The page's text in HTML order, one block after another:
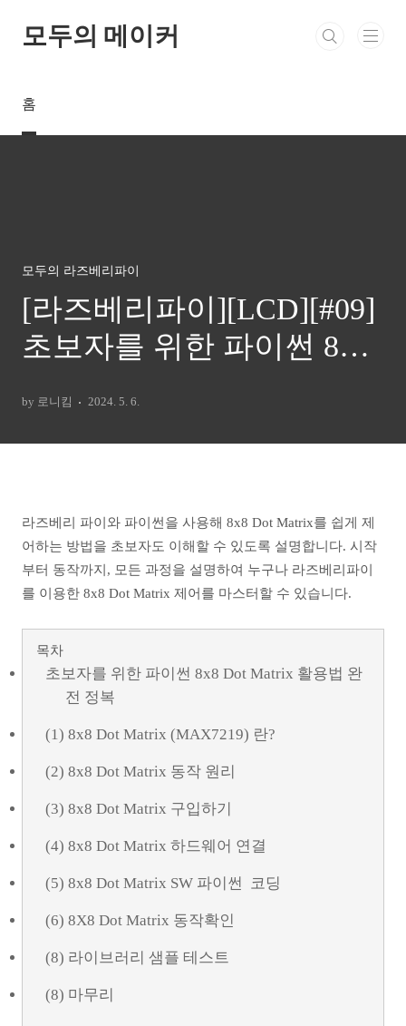
모두의 메이커
홈
모두의 라즈베리파이
[라즈베리파이][LCD][#09]
초보자를 위한 파이썬 8x8
by 로니킴 2024. 5. 6.
라즈베리 파이와 파이썬을 사용해 8x8 Dot Matrix를 쉽게 제
어하는 방법을 초보자도 이해할 수 있도록 설명합니다. 시작
부터 동작까지, 모든 과정을 설명하여 누구나 라즈베리파이
를 이용한 8x8 Dot Matrix 제어를 마스터할 수 있습니다.
목차
초보자를 위한 파이썬 8x8 Dot Matrix 활용법 완
전 정복
(1) 8x8 Dot Matrix (MAX7219) 란?
(2) 8x8 Dot Matrix 동작 원리
(3) 8x8 Dot Matrix 구입하기
(4) 8x8 Dot Matrix 하드웨어 연결
(5) 8x8 Dot Matrix SW 파이썬 코딩
(6) 8X8 Dot Matrix 동작확인
(8) 라이브러리 샘플 테스트
(8) 마무리